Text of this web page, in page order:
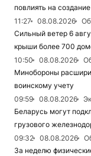
повлиять на
11:27
08.08.2026
Сильный ветер 6
крыши более 700
10:50
08.08.2026
Минобороны
воинскому учету
09:59
08.08.2026
Беларусь могут
грузового
09:32
08.08.2026
За неделю